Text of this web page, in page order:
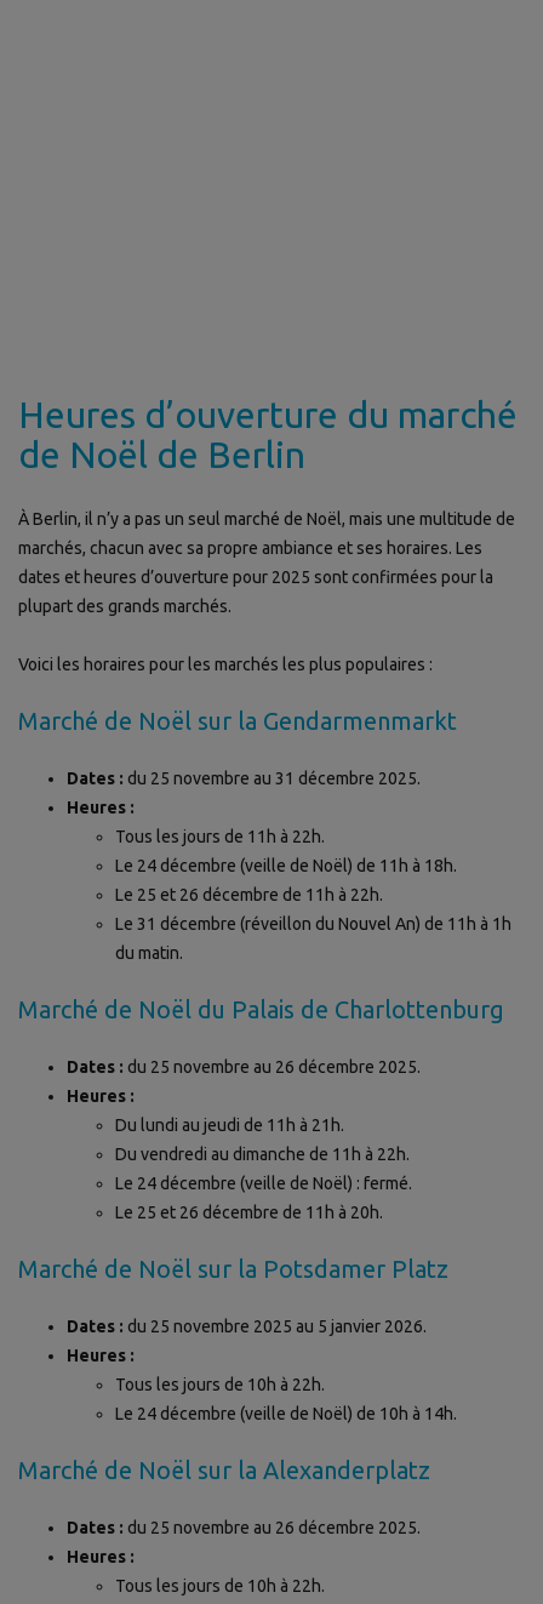
Heures d’ouverture du marché
de Noël de Berlin
À Berlin, il n’y a pas un seul marché de Noël, mais une multitude de
marchés, chacun avec sa propre ambiance et ses horaires. Les
dates et heures d’ouverture pour 2025 sont confirmées pour la
plupart des grands marchés.
Voici les horaires pour les marchés les plus populaires :
Marché de Noël sur la Gendarmenmarkt
Dates : du 25 novembre au 31 décembre 2025.
Heures :
Tous les jours de 11h à 22h.
Le 24 décembre (veille de Noël) de 11h à 18h.
Le 25 et 26 décembre de 11h à 22h.
Le 31 décembre (réveillon du Nouvel An) de 11h à 1h
du matin.
Marché de Noël du Palais de Charlottenburg
Dates : du 25 novembre au 26 décembre 2025.
Heures :
Du lundi au jeudi de 11h à 21h.
Du vendredi au dimanche de 11h à 22h.
Le 24 décembre (veille de Noël) : fermé.
Le 25 et 26 décembre de 11h à 20h.
Marché de Noël sur la Potsdamer Platz
Dates : du 25 novembre 2025 au 5 janvier 2026.
Heures :
Tous les jours de 10h à 22h.
Le 24 décembre (veille de Noël) de 10h à 14h.
Marché de Noël sur la Alexanderplatz
Dates : du 25 novembre au 26 décembre 2025.
Heures :
Tous les jours de 10h à 22h.